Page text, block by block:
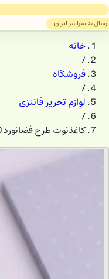
ارسال به سراسر ایران
خانه
/
فروشگاه
/
لوازم تحریر فانتزی
/
کاغذنوت طرح فضانورد 50 برگ کیفت